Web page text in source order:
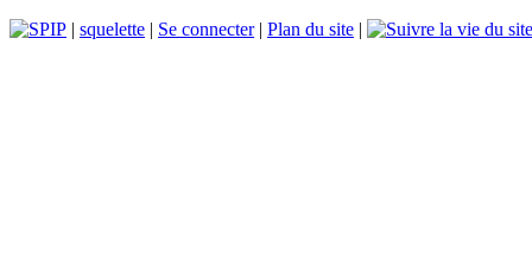
| squelette | Se connecter| Plan du site |